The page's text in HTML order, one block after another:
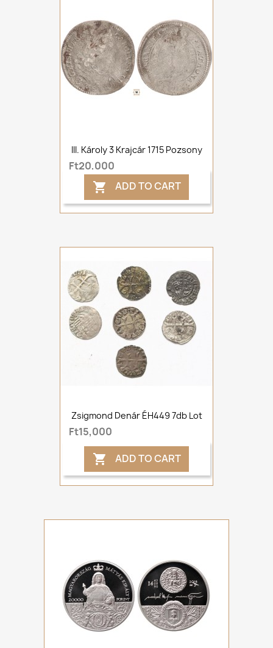
III. Károly 3 Krajcár 1715 Pozsony
Ft20,000
 ADD TO CART
Zsigmond Denár ÉH449 7db Lot
Ft15,000
 ADD TO CART